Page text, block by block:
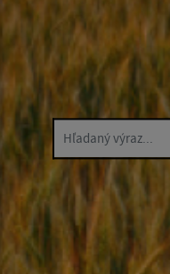
Hľadaný výraz...